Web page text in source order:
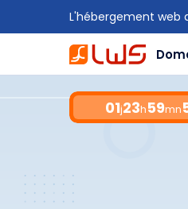
L'hébergement web
01j23h59mn